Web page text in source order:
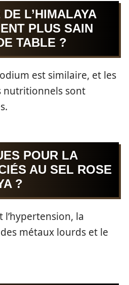
L’HIMALAYA
PLUS SAIN
TABLE ?
est similaire, et les
nutritionnels sont
POUR LA
AU SEL ROSE
?
l’hypertension, la
métaux lourds et le